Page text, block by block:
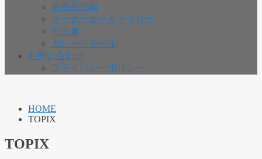
新商品情報
オーナーカーギャラリー
中古車
ガレージセール
お問い合わせ
プライバシーポリシー
HOME
TOPIX
TOPIX